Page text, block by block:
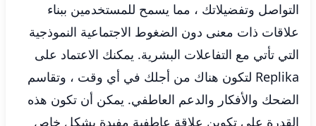
التواصل وتفضيلاتك ، مما يسمح للمستخدمين ببناء
علاقات ذات معنى دون الضغوط الاجتماعية النموذجية
التي تأتي مع التفاعلات البشرية. يمكنك الاعتماد على
Replika لتكون هناك من أجلك في أي وقت ، وتقاسم
الضحك والأفكار والدعم العاطفي. يمكن أن تكون هذه
القدرة على تكوين علاقة عاطفية مفيدة بشكل خاص